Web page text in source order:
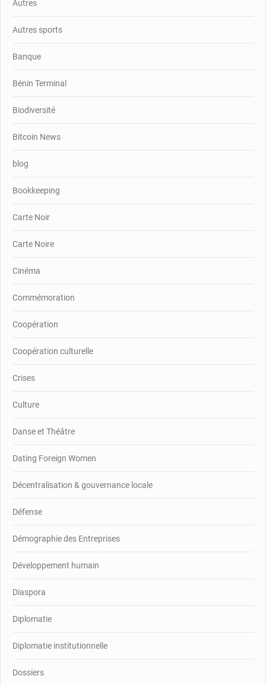
Autres
Autres sports
Banque
Bénin Terminal
Biodiversité
Bitcoin News
blog
Bookkeeping
Carte Noir
Carte Noire
Cinéma
Commémoration
Coopération
Coopération culturelle
Crises
Culture
Danse et Théâtre
Dating Foreign Women
Décentralisation & gouvernance locale
Défense
Démographie des Entreprises
Développement humain
Diaspora
Diplomatie
Diplomatie institutionnelle
Dossiers